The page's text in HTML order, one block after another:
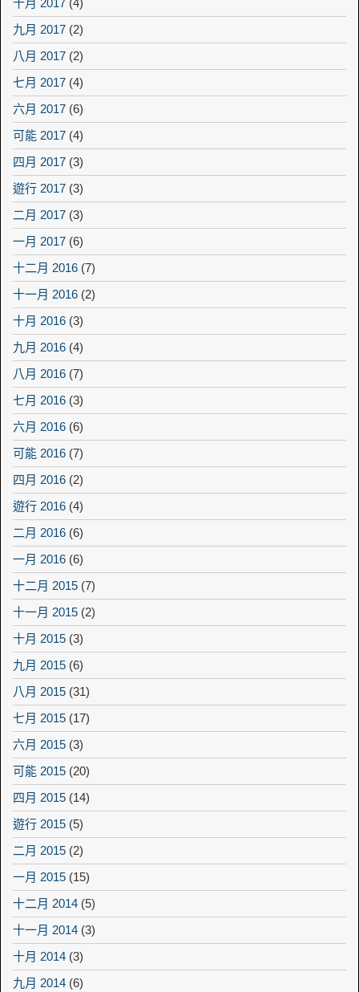
十月 2017 (4)
九月 2017 (2)
八月 2017 (2)
七月 2017 (4)
六月 2017 (6)
可能 2017 (4)
四月 2017 (3)
遊行 2017 (3)
二月 2017 (3)
一月 2017 (6)
十二月 2016 (7)
十一月 2016 (2)
十月 2016 (3)
九月 2016 (4)
八月 2016 (7)
七月 2016 (3)
六月 2016 (6)
可能 2016 (7)
四月 2016 (2)
遊行 2016 (4)
二月 2016 (6)
一月 2016 (6)
十二月 2015 (7)
十一月 2015 (2)
十月 2015 (3)
九月 2015 (6)
八月 2015 (31)
七月 2015 (17)
六月 2015 (3)
可能 2015 (20)
四月 2015 (14)
遊行 2015 (5)
二月 2015 (2)
一月 2015 (15)
十二月 2014 (5)
十一月 2014 (3)
十月 2014 (3)
九月 2014 (6)